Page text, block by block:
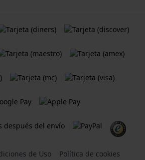
de Uso
Política de cookies